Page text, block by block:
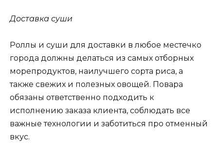
Доставка суши
Роллы и суши для доставки в любое местечко
города должны делаться из самых отборных
морепродуктов, наилучшего сорта риса, а
также свежих и полезных овощей. Повара
обязаны ответственно подходить к
исполнению заказа клиента, соблюдать все
важные технологии и заботиться про отменный
вкус.